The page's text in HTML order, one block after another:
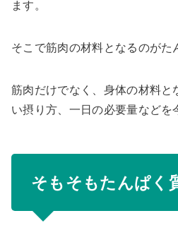
ます。
そこで筋肉の材料となるのがた
筋肉だけでなく、身体の材料と
い摂り方、一日の必要量などを
そもそもたんぱく